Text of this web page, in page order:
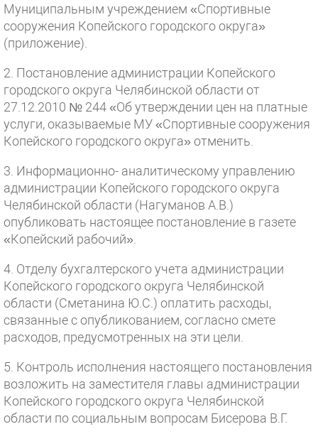
Муниципальным учреждением «Спортивные
сооружения Копейского городского округа»
(приложение).
2. Постановление администрации Копейского
городского округа Челябинской области от
27.12.2010 № 244 «Об утверждении цен на платные
услуги, оказываемые МУ «Спортивные сооружения
Копейского городского округа» отменить.
3. Информационно- аналитическому управлению
администрации Копейского городского округа
Челябинской области (Нагуманов А.В.)
опубликовать настоящее постановление в газете
«Копейский рабочий».
4. Отделу бухгалтерского учета администрации
Копейского городского округа Челябинской
области (Сметанина Ю.С.) оплатить расходы,
связанные с опубликованием, согласно смете
расходов, предусмотренных на эти цели.
5. Контроль исполнения настоящего постановления
возложить на заместителя главы администрации
Копейского городского округа Челябинской
области по социальным вопросам Бисерова В.Г.